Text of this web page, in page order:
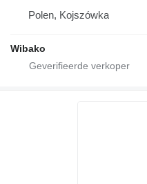
Polen, Kojszówka
Wibako